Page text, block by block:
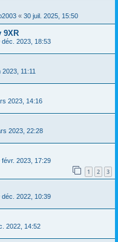
« 30 juil. 2025, 15:50
9XR
déc. 2023, 18:53
2023, 11:11
2023, 14:16
2023, 22:28
févr. 2023, 17:29
1 2 3
déc. 2022, 10:39
2022, 14:52